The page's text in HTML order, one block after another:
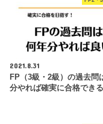
2021.8.31
FP（3級・2級）の過去問
分やれば確実に合格でき